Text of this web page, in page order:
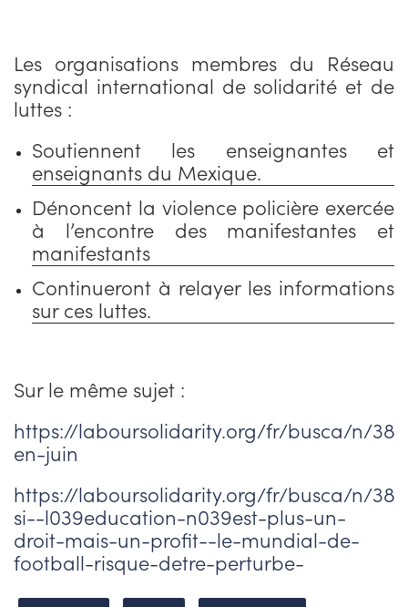
Les organisations membres du Réseau
syndical international de solidarité et de
luttes :
Soutiennent les enseignantes et
enseignants du Mexique.
Dénoncent la violence policière exercée
à l’encontre des manifestantes et
manifestants
Continueront à relayer les informations
sur ces luttes.
Sur le même sujet :
https://laboursolidarity.org/fr/busca/n/
en-juin
https://laboursolidarity.org/fr/busca/n/
si--l039education-n039est-plus-un-
droit-mais-un-profit--le-mundial-de-
football-risque-detre-perturbe-